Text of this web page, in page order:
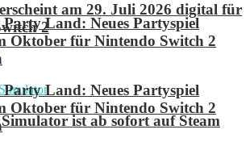
Land: Neues Partyspiel
Oktober für Nintendo Switch 2
ist ab sofort auf Steam
am 29. Juli 2026 digital für
2
Land: Neues Partyspiel
Oktober für Nintendo Switch 2